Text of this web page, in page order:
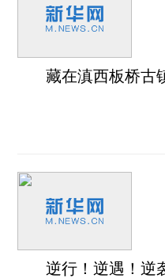
藏在滇西板桥古
逆行！逆遇！逆